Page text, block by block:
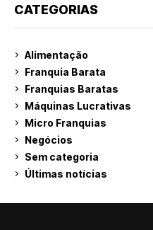
CATEGORIAS
Alimentação
Franquia Barata
Franquias Baratas
Máquinas Lucrativas
Micro Franquias
Negócios
Sem categoria
Últimas notícias